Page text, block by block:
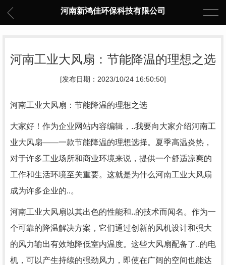
河南新鸿佳环保科技有限公司
河南工业大风扇：节能降温的理想之选
[发布日期：2023/10/24 16:50:50]
河南工业大风扇：节能降温的理想之选
大家好！作为企业网站内容编辑，..我要向大家介绍河南工
业大风扇——一款节能降温的理想选择。夏季高温炎热，
对于许多工业场所和商业环境来说，提供一个舒适凉爽的
工作和生活环境至关重要。这就是为什么河南工业大风扇
成为许多企业的..。
河南工业大风扇以其出色的性能和..的技术而闻名。作为一
个可靠的降温解决方案，它们通过创新的风机设计和强大
的风力输出有效地降低室内温度。这些大风扇配备了..的电
机，可以产生持续的强劲风力，即使在广阔的空间也能达